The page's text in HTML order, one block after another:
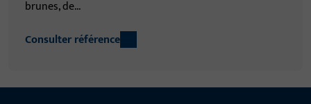
brunes, de...
Consulter référence